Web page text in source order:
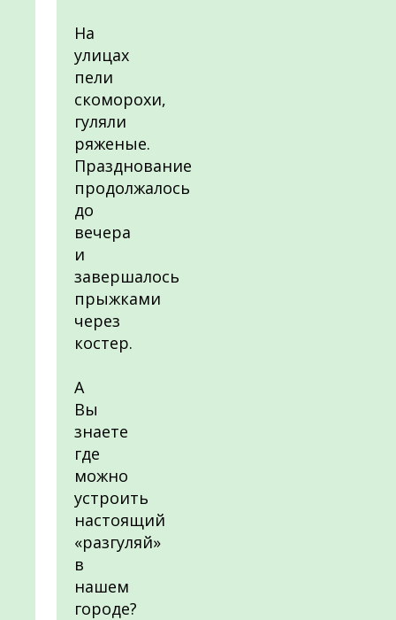
На
улицах
пели
скоморохи,
гуляли
ряженые.
Празднование
продолжалось
до
вечера
и
завершалось
прыжками
через
костер.
А
Вы
знаете
где
можно
устроить
настоящий
«разгуляй»
в
нашем
городе?